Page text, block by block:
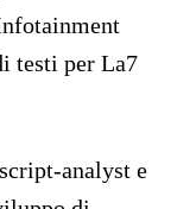
testi per La7
analyst e